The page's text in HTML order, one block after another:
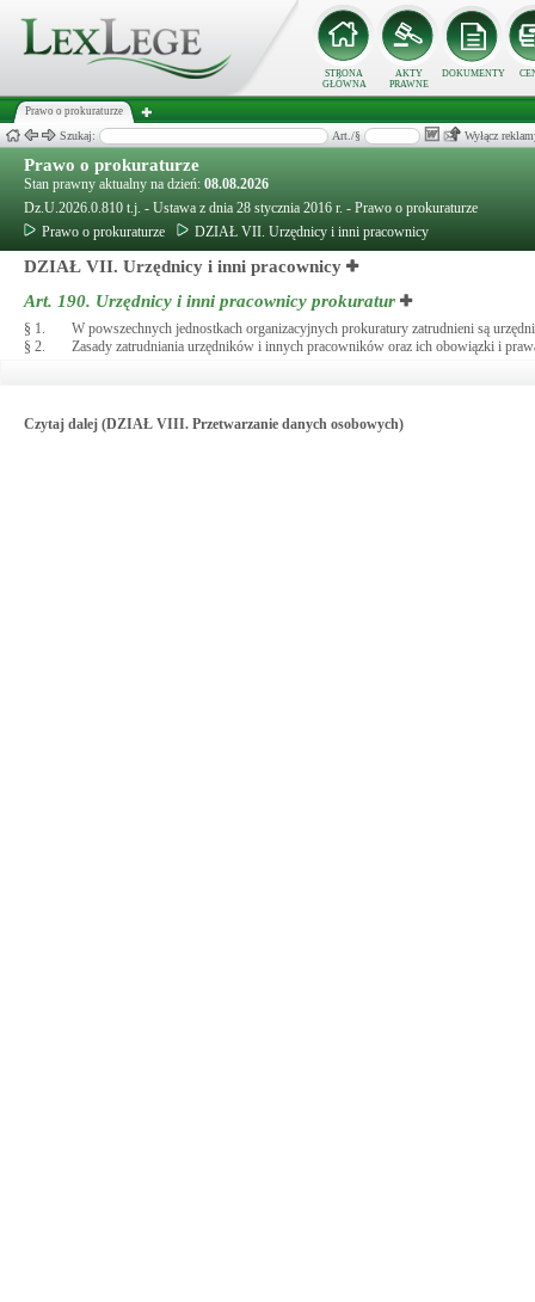
STRONA
GŁÓWNA
AKTY
PRAWNE
DOKUMENTY
Prawo o prokuraturze
Szukaj: Art./§ Wyłącz
Prawo o prokuraturze
Stan prawny aktualny na dzień: 08.08.2026
Dz.U.2026.0.810 t.j. - Ustawa z dnia 28 stycznia 2016 r. - Prawo o prokuraturze
Prawo o prokuraturze
DZIAŁ VII. Urzędnicy i inni pracownicy
DZIAŁ VII. Urzędnicy i inni pracownicy
Art. 190. Urzędnicy i inni pracownicy prokuratur
§ 1.
W powszechnych jednostkach organizacyjnych prokuratury zatrudnieni są
§ 2.
Zasady zatrudniania urzędników i innych pracowników oraz ich obowiązki i
Czytaj dalej (DZIAŁ VIII. Przetwarzanie danych osobowych)